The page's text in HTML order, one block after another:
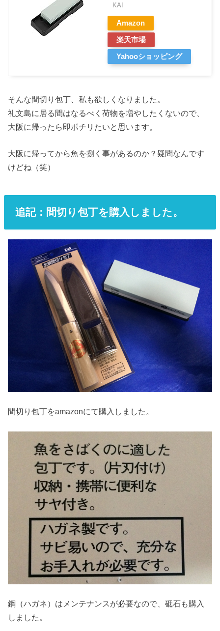
KAI
Amazon
楽天市場
Yahooショッピング
そんな間切り包丁、私も欲しくなりました。
礼文島に居る間はなるべく荷物を増やしたくないので、
大阪に帰ったら即ポチリたいと思います。
大阪に帰ってから魚を捌く事があるのか？疑問なんです
けどね（笑）
追記：間切り包丁を購入しました。
間切り包丁をamazonにて購入しました。
鋼（ハガネ）はメンテナンスが必要なので、砥石も購入
しました。